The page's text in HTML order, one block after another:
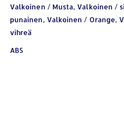
Valkoinen / Musta, Valkoinen /
punainen, Valkoinen / Orange,
vihreä
ABS